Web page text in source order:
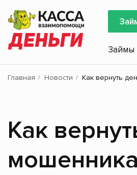
Займы
Главная Новости Как вернуть
Как